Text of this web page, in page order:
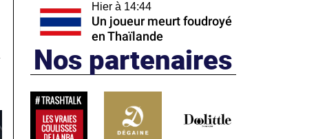
Hier à 14:44
Un joueur meurt foudroyé
en Thaïlande
Nos partenaires